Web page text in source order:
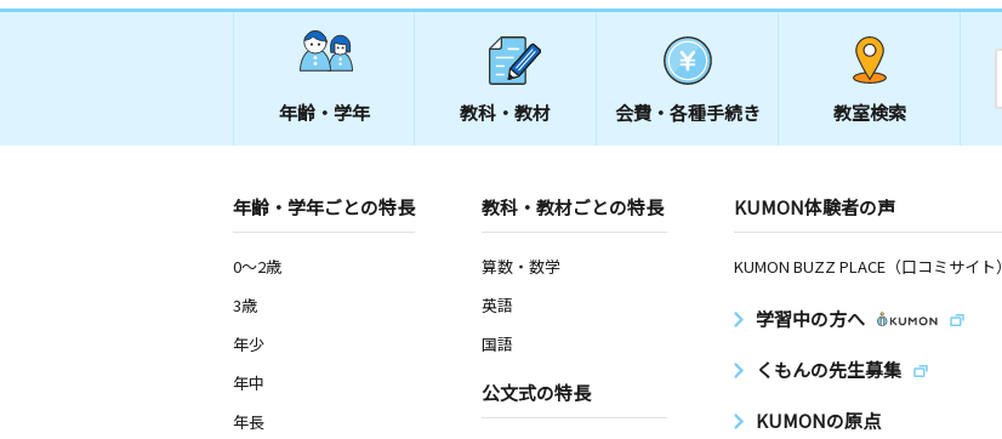
年齢・学年 教科・教材 会費・ 各種手続き 教室検索
年齢・学年ごとの特長
0～2歳
3歳
年少
年中
年長
教科・教材ごとの特長
算数・数学
英語
国語
公文式の特長
KUMON体験者の声
KUMON BUZZ PLACE（口コミサイト）
学習中の方へ
くもんの先生募集
KUMONの原点